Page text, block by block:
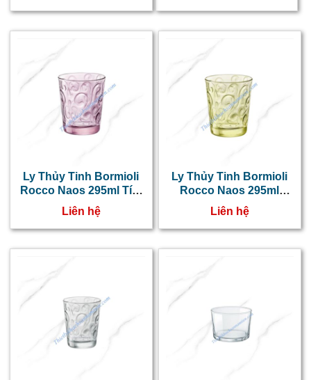
Ly Thủy Tinh Bormioli
Rocco Naos 295ml Tím
530334
Liên hệ
Ly Thủy Tinh Bormioli
Rocco Naos 295ml
Xanh Lá 530333
Liên hệ